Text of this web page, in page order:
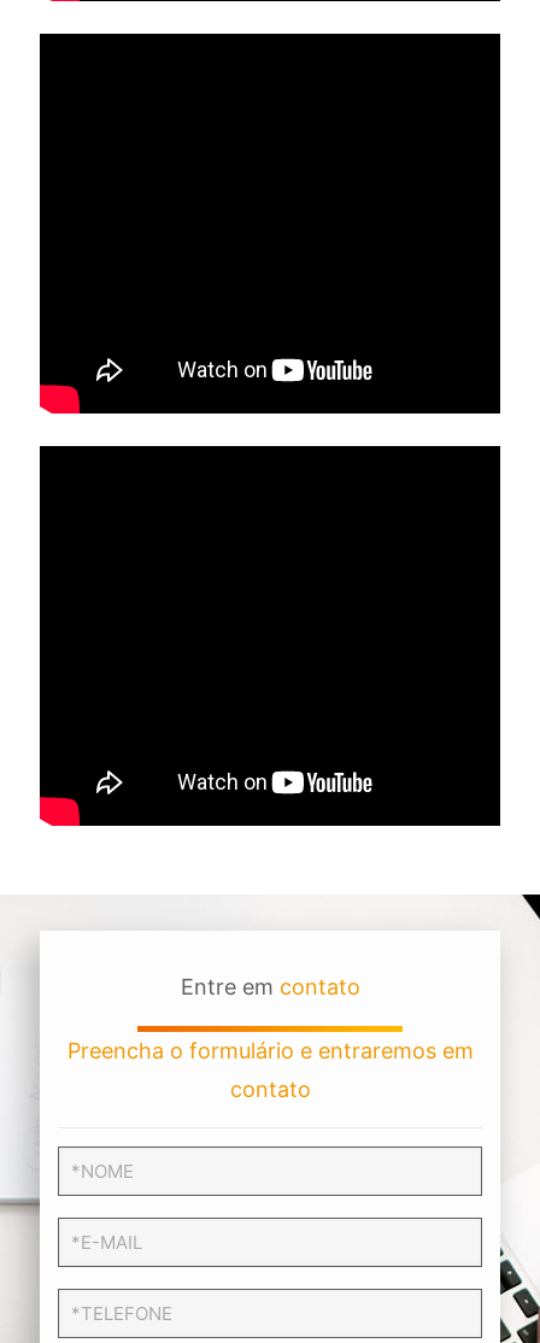
Entre em contato
Preencha o formulário e entraremos em
contato